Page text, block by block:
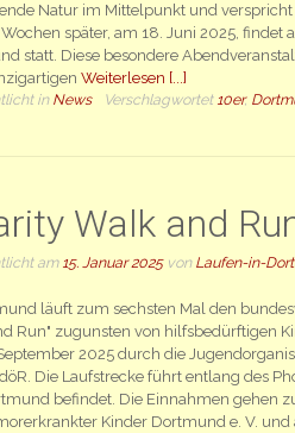
Natur im Mittelpunkt und
später, am 18. Juni 2025,
statt. Diese besondere
Weiterlesen [...]
in News Verschlagwortet 10er,
Walk and
am15. Januar 2025von Laufen-in-
läuft zum sechsten Mal den
Run" zugunsten von hilfsbedürftigen
2025 durch die
Die Laufstrecke führt entlang des
befindet. Die Einnahmen gehen
Kinder Dortmund e. V.